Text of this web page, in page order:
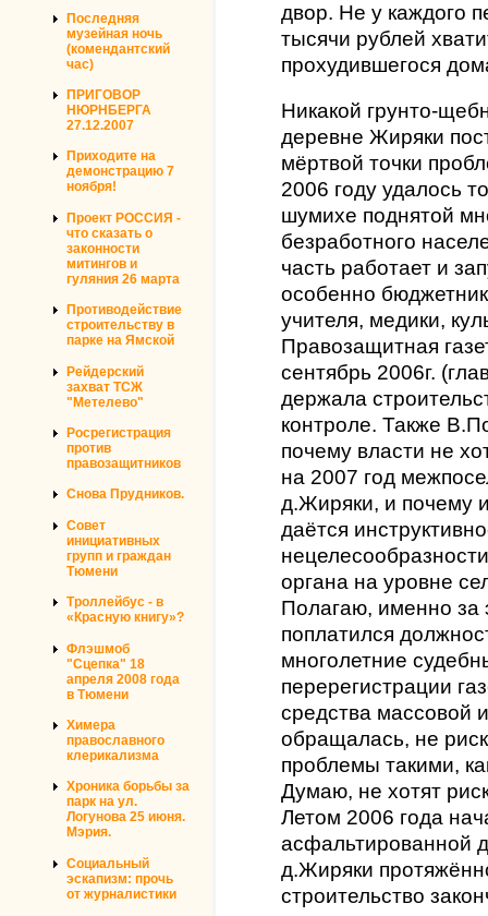
Последняя
музейная ночь
(комендантский
час)
ПРИГОВОР
НЮРНБЕРГА
27.12.2007
Приходите на
демонстрацию 7
ноября!
Проект РОССИЯ -
что сказать о
законности
митингов и
гуляния 26 марта
Противодействие
строительству в
парке на Ямской
Рейдерский
захват ТСЖ
"Метелево"
Росрегистрация
против
правозащитников
Снова Прудников.
Совет
инициативных
групп и граждан
Тюмени
Троллейбус - в
«Красную книгу»?
Флэшмоб
"Сцепка" 18
апреля 2008 года
в Тюмени
Химера
православного
клерикализма
Хроника борьбы за
парк на ул.
Логунова 25 июня.
Мэрия.
Социальный
эскапизм: прочь
от журналистики
двор. Не у каждого
тысячи рублей
прохудившегося
Никакой грунто-
деревне Жиряки
мёртвой точки
2006 году удалось
шумихе поднятой
безработного
часть работает и
особенно
учителя, медики,
Правозащитная
сентябрь 2006г.
держала
контроле. Также
почему власти не
на 2007 год
д.Жиряки, и почему
даётся
органа на уровне
Полагаю, именно за
поплатился
многолетние
перерегистрации
средства массовой
обращалась, не
проблемы такими,
Думаю, не хотят
Летом 2006 года
асфальтированной
д.Жиряки
строительство